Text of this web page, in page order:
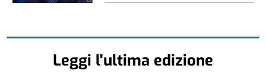
Leggi l'ultima edizione